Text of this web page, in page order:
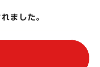
ました。